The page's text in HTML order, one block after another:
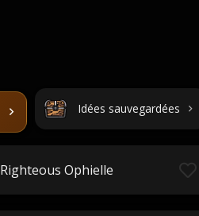
Idées sauvegardées
Righteous Ophielle